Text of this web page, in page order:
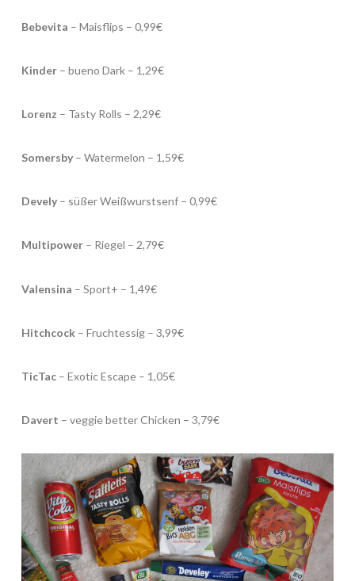
Bebevita – Maisflips – 0,99€
Kinder– bueno Dark – 1,29€
Lorenz – Tasty Rolls – 2,29€
Somersby– Watermelon – 1,59€
Devely– süßer Weißwurstsenf – 0,99€
Multipower– Riegel – 2,79€
Valensina – Sport+ – 1,49€
Hitchcock– Fruchtessig – 3,99€
TicTac– Exotic Escape – 1,05€
Davert – veggie better Chicken – 3,79€